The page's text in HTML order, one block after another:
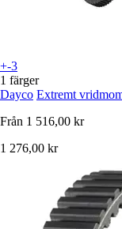
+-3
1 färger
Dayco Extremt
Från 1 516,00 kr
1 276,00 kr